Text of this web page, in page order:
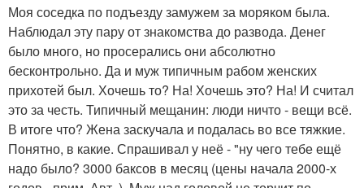
Моя соседка по подъезду замужем за моряком была.
Наблюдал эту пару от знакомства до развода. Денег
было много, но просерались они абсолютно
бесконтрольно. Да и муж типичным рабом женских
прихотей был. Хочешь то? На! Хочешь это? На! И считал
это за честь. Типичный мещанин: люди ничто - вещи всё.
В итоге что? Жена заскучала и подалась во все тяжкие.
Понятно, в какие. Спрашивал у неё - "ну чего тебе ещё
надо было? 3000 баксов в месяц (цены начала 2000-х